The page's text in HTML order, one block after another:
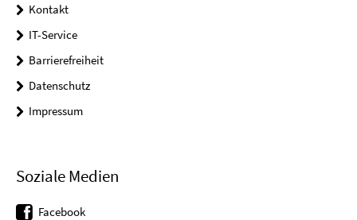
Kontakt
IT-Service
Barrierefreiheit
Datenschutz
Impressum
Soziale Medien
Facebook